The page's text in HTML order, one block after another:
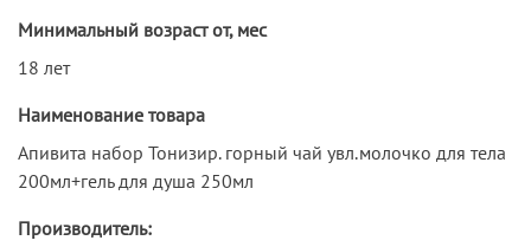
Минимальный возраст от, мес
18 лет
Наименование товара
Апивита набор Тонизир. горный чай увл.молочко для тела
200мл+гель для душа 250мл
Производитель: